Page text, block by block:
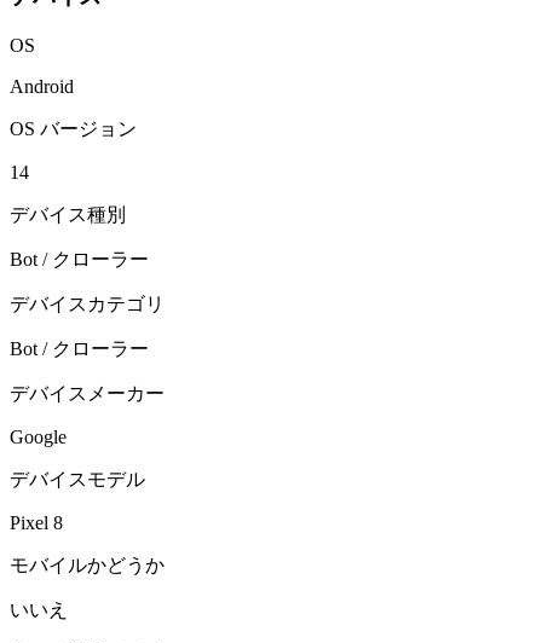
OS
Android
OS バージョン
14
デバイス種別
Bot / クローラー
デバイスカテゴリ
Bot / クローラー
デバイスメーカー
Google
デバイスモデル
Pixel 8
モバイルかどうか
いいえ